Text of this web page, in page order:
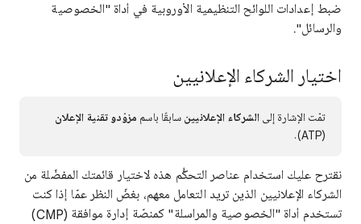
ضبط إعدادات اللوائح التنظيمية الأوروبية في أداة "الخصوصية
والرسائل".
اختيار الشركاء الإعلانيين
تمّت الإشارة إلىالشركاء الإعلانيين سابقًا باسم مزوّدو تقنية الإعلان
(ATP).
نقترح عليك استخدام عناصر التحكُّم هذه لاختيار قائمتك المفضّلة من
الشركاء الإعلانيين الذين تريد التعامل معهم، بغضّ النظر عمّا إذا كنت
تستخدم أداة "الخصوصية والمراسلة" كمنصّة إدارة موافقة (CMP)